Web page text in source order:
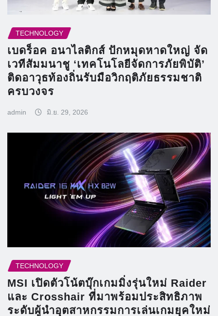
TECHNOLOGY
เบดร็อค อนาไลติกส์ ปักหมุดหาดใหญ่ จัด
เวทีสัมมนาชู ‘เทคโนโลยีจัดการภัยพิบัติ’
ติดอาวุธท้องถิ่นรับมือวิกฤติภัยธรรมชาติ
ครบวงจร
admin มิ.ย. 29, 2026
TECHNOLOGY
MSI เปิดตัวโน้ตบุ๊กเกมมิ่งรุ่นใหม่ Raider
และ Crosshair ที่มาพร้อมประสิทธิภาพ
ระดับผู้นำอุตสาหกรรมการเล่นเกมยุคใหม่